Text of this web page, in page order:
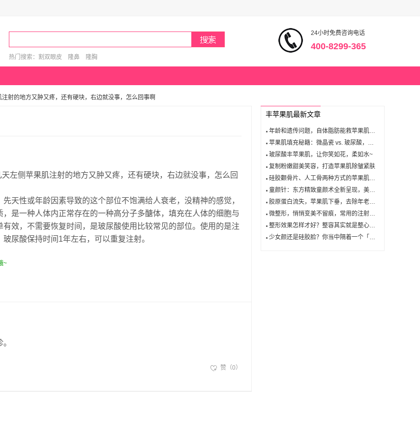
热门搜索： 割双眼皮 隆鼻 隆胸
24小时免费咨询电话
400-8299-365
射的地方又肿又疼，还有硬块，右边就没事，怎么回事啊
左侧苹果肌注射的地方又肿又疼，还有硬块，右边就没事，怎么回
天性或年龄因素导致的这个部位不饱满给人衰老，没精神的感觉，
是一种人体内正常存在的一种高分子多醣体，填充在人体的细胞与
效，不需要恢复时间，是玻尿酸使用比较常见的部位。使用的是注
尿酸保持时间1年左右，可以重复注射。
~
赞（0）
丰苹果肌最新文章
年龄和遗传问题，自体脂肪能救苹果肌吗？
苹果肌填充秘籍：微晶瓷 vs. 玻尿酸，发现最佳性价比的选择！
玻尿酸丰苹果肌，让你笑如花，柔如水~
复制粉嫩甜美笑容，打造苹果肌除皱紧肤
硅胶颧骨片、人工骨两种方式的苹果肌雕塑手术解析
童颜针：东方精致童颜术全新呈现，美丽加倍！
胶原蛋白流失，苹果肌下垂，去除年老的证明！丰苹果肌到来！
微整形，悄悄变美不留痕，常用的注射用微整形材料有哪些？
整形效果怎样才好？整容其实就是整心，倾听一位优秀整形医生的心声！
少女颜还是硅胶脸？你当中隔着一个「苹果肌」